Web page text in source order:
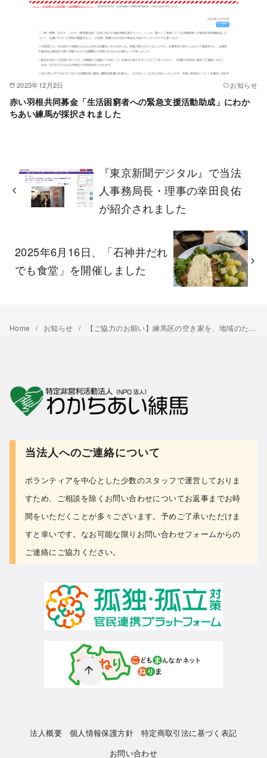
2023年12月2日 お知らせ
赤い羽根共同募金「生活困窮者への緊急支援活動助成」にわか
ちあい練馬が採択されました
『東京新聞デジタル』で当法
人事務局長・理事の幸田良佑
が紹介されました
2025年6月16日、「石神井だれ
でも食堂」を開催しました
Home お知らせ 【ご協力のお願い】練馬区の空き家を、地域のための「食料支援・住まい・相談の拠点」として活かしませんか？
当法人へのご連絡について
ボランティアを中心とした少数のスタッフで運営しておりま
すため、ご相談を除くお問い合わせについてお返事までお時
間をいただくことが多々ございます。予めご了承いただけま
すと幸いです。なお可能な限り お問い合わせフォームからの
ご連絡にご協力ください。
法人概要 個人情報保護方針
特定商取引法に基づく表記
お問い合わせ